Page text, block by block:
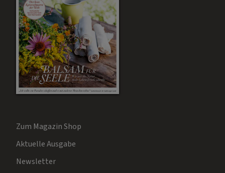
Zum Magazin Shop
Aktuelle Ausgabe
Newsletter